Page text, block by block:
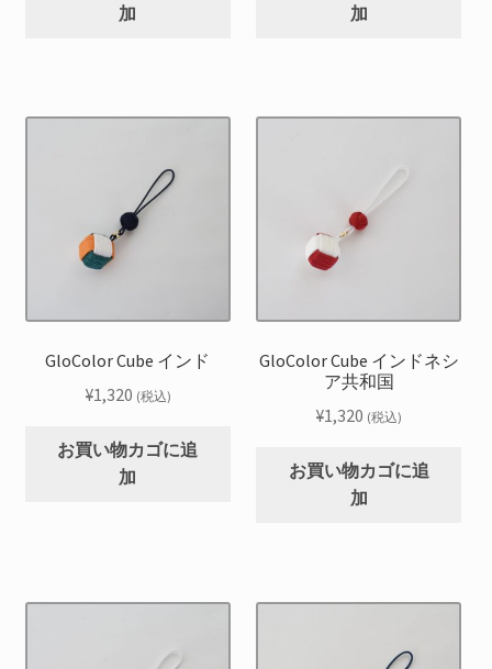
加
加
GloColor Cube インド
¥1,320 (税込)
お買い物カゴに追
加
GloColor Cube インドネシ
ア共和国
¥1,320 (税込)
お買い物カゴに追
加